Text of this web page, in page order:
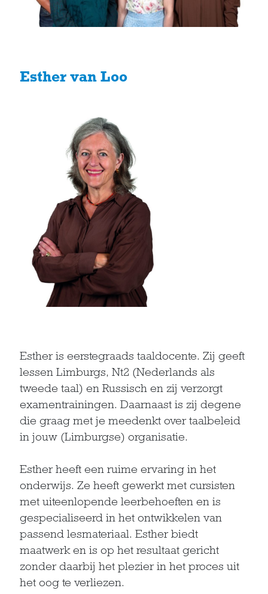
Esther van Loo
Esther is eerstegraads taaldocente. Zij geeft
lessen Limburgs, Nt2 (Nederlands als
tweede taal) en Russisch en zij verzorgt
examentrainingen. Daarnaast is zij degene
die graag met je meedenkt over taalbeleid
in jouw (Limburgse) organisatie.
Esther heeft een ruime ervaring in het
onderwijs. Ze heeft gewerkt met cursisten
met uiteenlopende leerbehoeften en is
gespecialiseerd in het ontwikkelen van
passend lesmateriaal. Esther biedt
maatwerk en is op het resultaat gericht
zonder daarbij het plezier in het proces uit
het oog te verliezen.